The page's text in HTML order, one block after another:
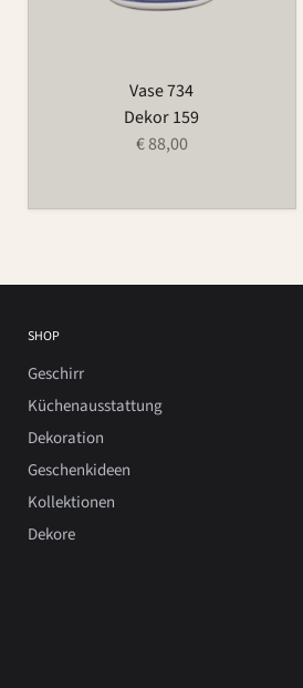
Vase 734
Dekor 159
€ 88,00
SHOP
Geschirr
Küchenausstattung
Dekoration
Geschenkideen
Kollektionen
Dekore